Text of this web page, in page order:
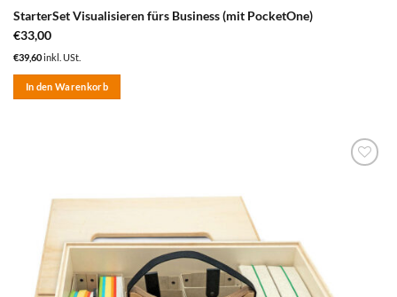
StarterSet Visualisieren fürs Business (mit PocketOne)
€33,00
€39,60inkl. USt.
In den Warenkorb